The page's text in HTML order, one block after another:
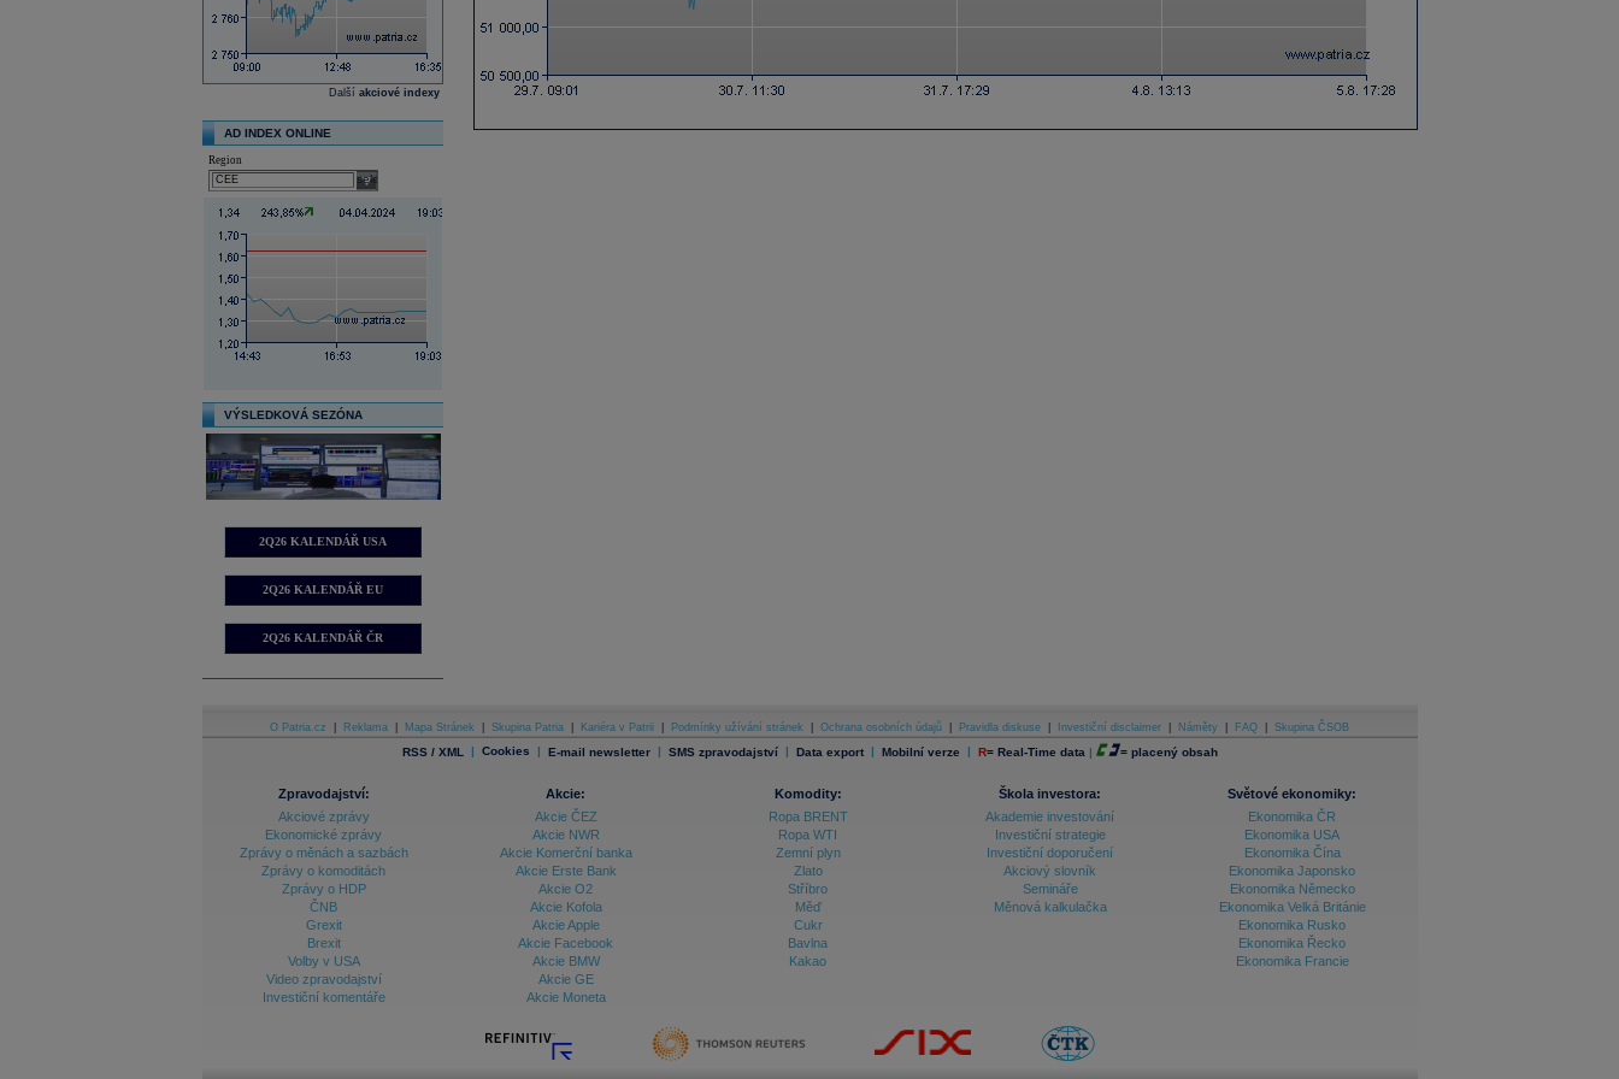
Další akciové indexy
AD INDEX ONLINE
Region
select
VÝSLEDKOVÁ SEZÓNA
2Q26 KALENDÁŘ USA
2Q26 KALENDÁŘ EU
2Q26 KALENDÁŘ ČR
O Patria.cz Reklama Mapa Stránek Skupina Patria Kariéra v Patrii Podmínky užívání stránek Ochrana osobních údajů Pravidla diskuse Investiční disclaimer Náměty FAQ Skupina ČSOB
RSS / XML | Cookies | E-mail newsletter | SMS zpravodajství | Data export | Mobilní verze | R= Real-Time data | = placený obsah
Zpravodajství:
Akciové zprávy
Ekonomické zprávy
Zprávy o měnách a sazbách
Zprávy o komoditách
Zprávy o HDP
ČNB
Grexit
Brexit
Volby v USA
Video zpravodajství
Investiční komentáře
Akcie:
Akcie ČEZ
Akcie NWR
Akcie Komerční banka
Akcie Erste Bank
Akcie O2
Akcie Kofola
Akcie Apple
Akcie Facebook
Akcie BMW
Akcie GE
Akcie Moneta
Komodity:
Ropa BRENT
Ropa WTI
Zemní plyn
Zlato
Stříbro
Měď
Cukr
Bavlna
Kakao
Škola investora:
Akademie investování
Investiční strategie
Investiční doporučení
Akciový slovník
Semináře
Měnová kalkulačka
Světové ekonomiky:
Ekonomika ČR
Ekonomika USA
Ekonomika Čína
Ekonomika Japonsko
Ekonomika Německo
Ekonomika Velká Británie
Ekonomika Rusko
Ekonomika Řecko
Ekonomika Francie